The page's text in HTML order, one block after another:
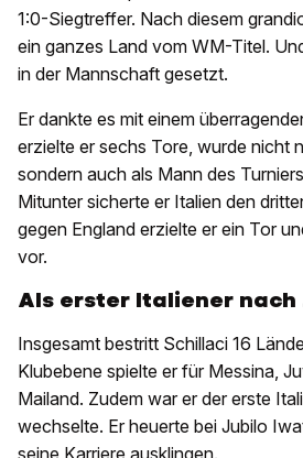
1:0-Siegtreffer. Nach diesem
ein ganzes Land vom WM-Titel.
in der Mannschaft gesetzt.
Er dankte es mit einem
erzielte er sechs Tore, wurde nicht
sondern auch als Mann des
Mitunter sicherte er Italien den
gegen England erzielte er ein Tor
vor.
Als erster Italiener nach
Insgesamt bestritt Schillaci 16
Klubebene spielte er für Messina,
Mailand. Zudem war er der erste
wechselte. Er heuerte bei Jubilo